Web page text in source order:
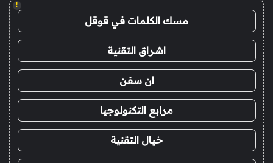
!
مسك الكلمات في قوقل
اشراق التقنية
ان سفن
مرابع التكنولوجيا
خيال التقنية